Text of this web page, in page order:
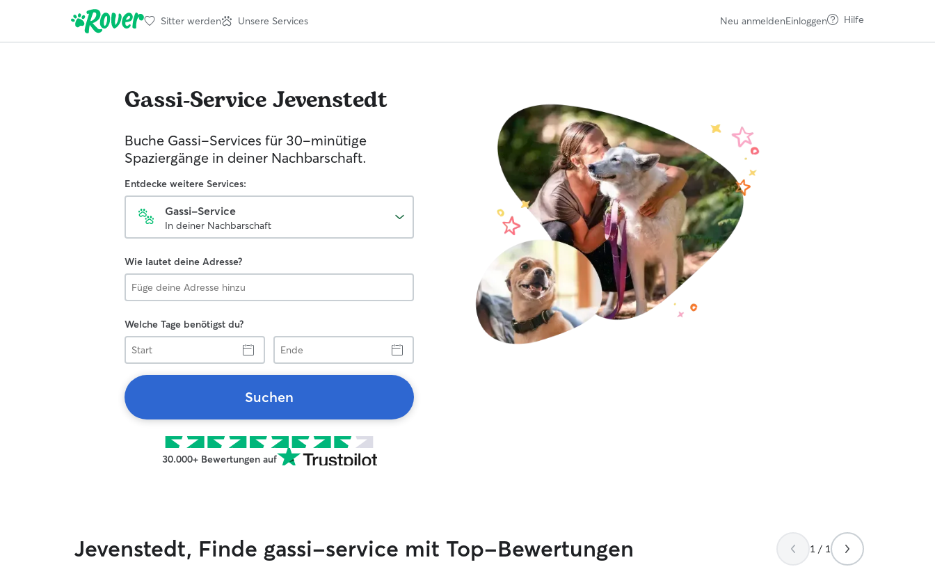
Sitter werden Unsere Services Neu anmeldenEinloggen Hilfe
Gassi-ServiceJevenstedt
Buche Gassi-Services für 30-minütige
Spaziergänge in deiner Nachbarschaft.
Entdecke weitere Services:
Gassi-Service
In deiner Nachbarschaft
Wie lautet deine Adresse?
Welche Tage benötigst du?
Start
Ende
Suchen
30.000+ Bewertungen auf
Jevenstedt, Finde gassi-service mit Top-Bewertungen 1 / 1